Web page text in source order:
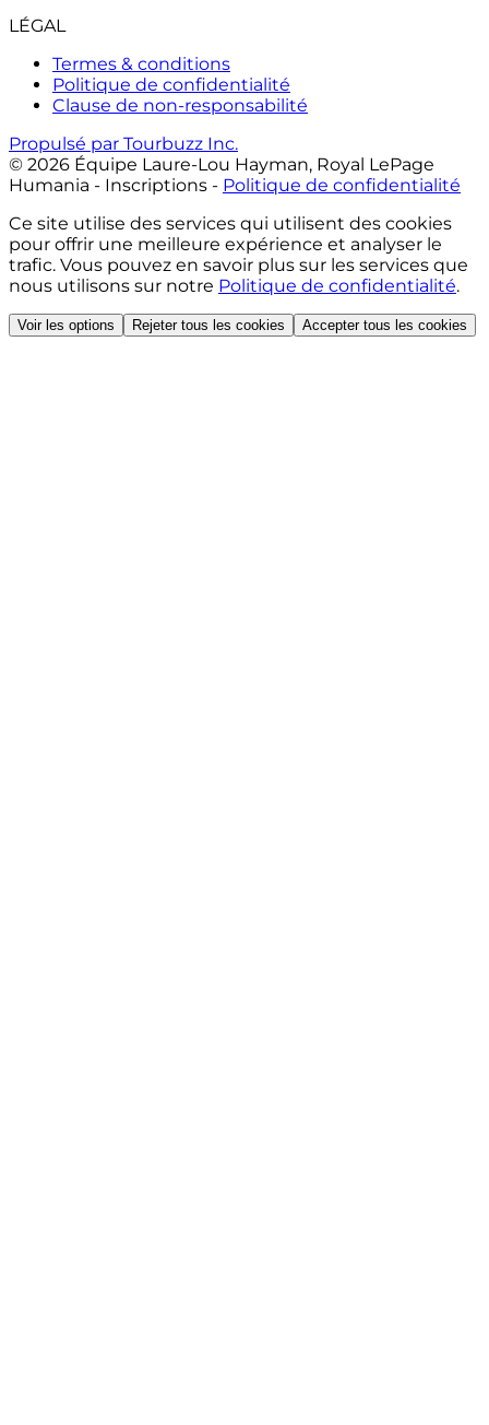
LÉGAL
Termes & conditions
Politique de confidentialité
Clause de non-responsabilité
Propulsé par Tourbuzz Inc.
© 2026 Équipe Laure-Lou Hayman, Royal LePage
Humania - Inscriptions - Politique de confidentialité
Ce site utilise des services qui utilisent des cookies
pour offrir une meilleure expérience et analyser le
trafic. Vous pouvez en savoir plus sur les services que
nous utilisons sur notre Politique de confidentialité.
Voir les options Rejeter tous les cookies Accepter tous les cookies